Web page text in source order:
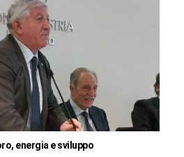
energia e sviluppo